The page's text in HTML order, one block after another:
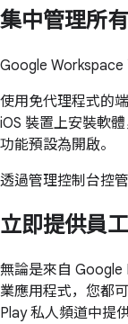
集中管理所
Google Workspace
使用免代理程式的
iOS 裝置上安裝軟
功能預設為開啟。
透過管理控制台控
立即提供員
無論是來自 Google
業應用程式，您都
Play 私人頻道中提